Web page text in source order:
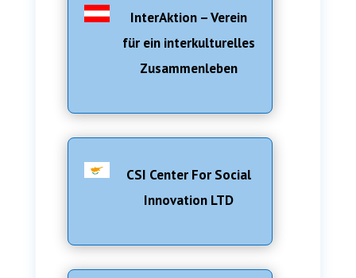
InterAktion – Verein
für ein interkulturelles
Zusammenleben
CSI Center For Social
Innovation LTD